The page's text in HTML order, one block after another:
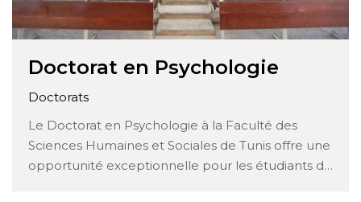
Doctorat en Psychologie
Doctorats
Le Doctorat en Psychologie à la Faculté des
Sciences Humaines et Sociales de Tunis offre une
opportunité exceptionnelle pour les étudiants de